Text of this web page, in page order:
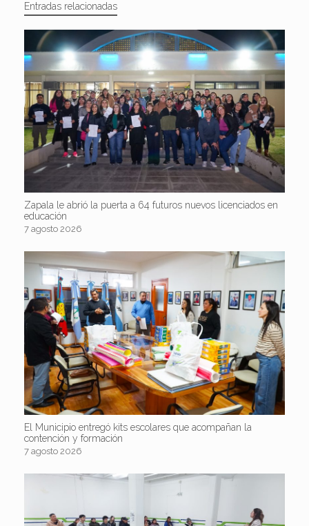
Entradas relacionadas
Zapala le abrió la puerta a 64 futuros nuevos licenciados en
educación
7 agosto 2026
El Municipio entregó kits escolares que acompañan la
contención y formación
7 agosto 2026